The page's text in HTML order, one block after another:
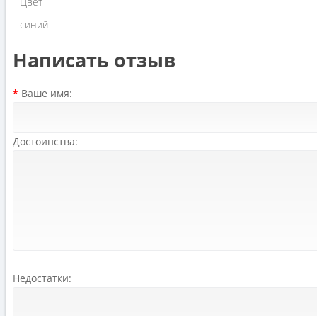
синий
Написать отзыв
Ваше имя:
Достоинства:
Недостатки: